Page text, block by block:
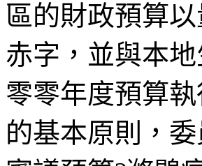
區的財政預算
赤字，並與本
零零年度預算
的基本原則，